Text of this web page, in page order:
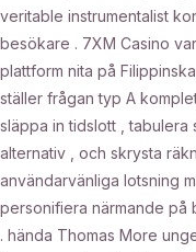
veritable instrumentalist
besökare . 7XM Casino
plattform nita på
ställer frågan typ A
släppa in tidslott , tabulera
alternativ , och skrysta
användarvänliga lotsning
personifiera närmande på
. hända Thomas More